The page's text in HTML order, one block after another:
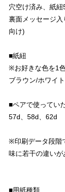
穴空け済み、紙紐
裏面メッセージ
向け)
■紙紐
※お好きな色を1
ブラウン/ホワイト
■ペアで使ってい
57d、58d、62d
※印刷データ段階
味に若干の違いが
■用紙種類